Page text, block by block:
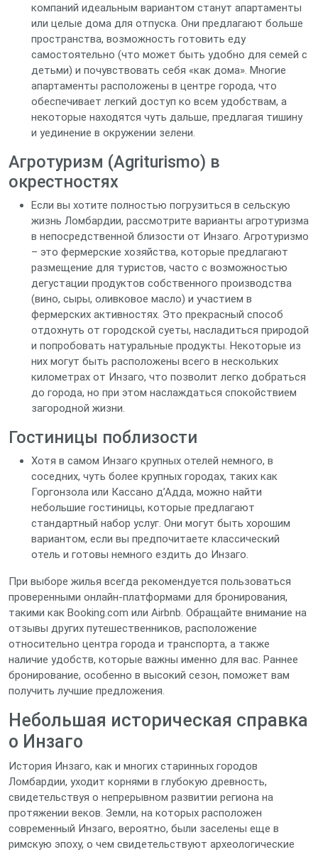
компаний идеальным вариантом станут апартаменты
или целые дома для отпуска. Они предлагают больше
пространства, возможность готовить еду
самостоятельно (что может быть удобно для семей с
детьми) и почувствовать себя «как дома». Многие
апартаменты расположены в центре города, что
обеспечивает легкий доступ ко всем удобствам, а
некоторые находятся чуть дальше, предлагая тишину
и уединение в окружении зелени.
Агротуризм (Agriturismo) в
окрестностях
Если вы хотите полностью погрузиться в сельскую
жизнь Ломбардии, рассмотрите варианты агротуризма
в непосредственной близости от Инзаго. Агротуризмо
– это фермерские хозяйства, которые предлагают
размещение для туристов, часто с возможностью
дегустации продуктов собственного производства
(вино, сыры, оливковое масло) и участием в
фермерских активностях. Это прекрасный способ
отдохнуть от городской суеты, насладиться природой
и попробовать натуральные продукты. Некоторые из
них могут быть расположены всего в нескольких
километрах от Инзаго, что позволит легко добраться
до города, но при этом наслаждаться спокойствием
загородной жизни.
Гостиницы поблизости
Хотя в самом Инзаго крупных отелей немного, в
соседних, чуть более крупных городах, таких как
Горгонзола или Кассано д’Адда, можно найти
небольшие гостиницы, которые предлагают
стандартный набор услуг. Они могут быть хорошим
вариантом, если вы предпочитаете классический
отель и готовы немного ездить до Инзаго.
При выборе жилья всегда рекомендуется пользоваться
проверенными онлайн-платформами для бронирования,
такими как Booking.com или Airbnb. Обращайте внимание на
отзывы других путешественников, расположение
относительно центра города и транспорта, а также
наличие удобств, которые важны именно для вас. Раннее
бронирование, особенно в высокий сезон, поможет вам
получить лучшие предложения.
Небольшая историческая справка
о Инзаго
История Инзаго, как и многих старинных городов
Ломбардии, уходит корнями в глубокую древность,
свидетельствуя о непрерывном развитии региона на
протяжении веков. Земли, на которых расположен
современный Инзаго, вероятно, были заселены еще в
римскую эпоху, о чем свидетельствуют археологические